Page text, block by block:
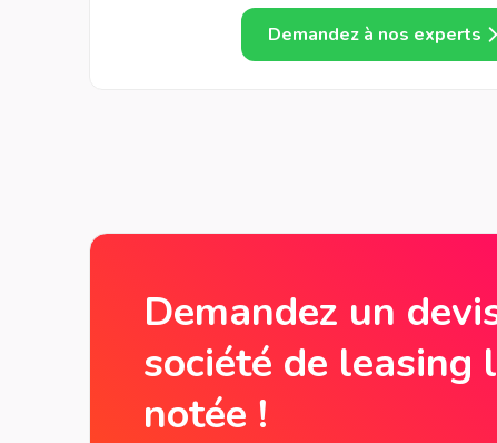
Demandez à nos experts
Demandez un
société de leasing
notée !